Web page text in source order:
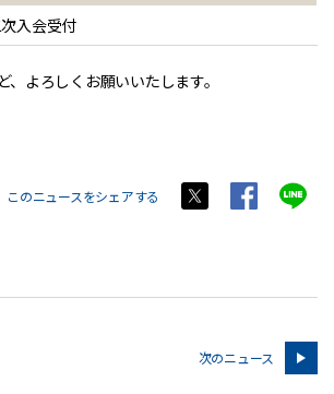
入会受付
よろしくお願いいたします。
このニュースをシェアする
次のニュース